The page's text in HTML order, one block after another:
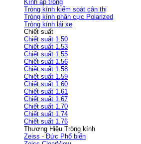
Kính áp tròng
Tròng kính kiểm soát cận thị
Tròng kính phân cực Polarized
Tròng kính lái xe
Chiết suất
Chiết suất 1.50
Chiết suất 1.53
Chiết suất 1.55
Chiết suất 1.56
Chiết suất 1.58
Chiết suất 1.59
Chiết suất 1.60
Chiết suất 1.61
Chiết suất 1.67
Chiết suất 1.70
Chiết suất 1.74
Chiết suất 1.76
Thương Hiệu Tròng kính
Zeiss - Đức